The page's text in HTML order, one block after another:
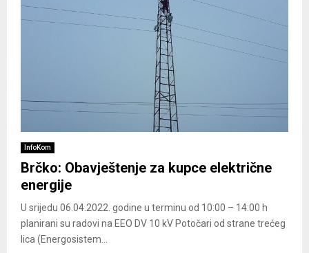
InfoKom
Brčko: Obavještenje za kupce električne
energije
U srijedu 06.04.2022. godine u terminu od 10:00 – 14:00 h
planirani su radovi na EEO DV 10 kV Potočari od strane trećeg
lica (Energosistem...